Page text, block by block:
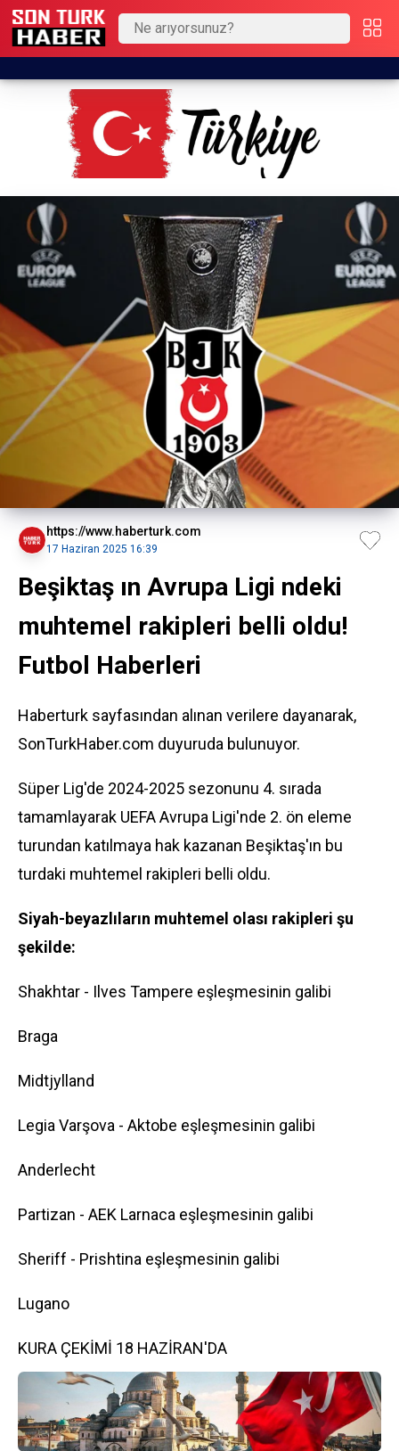
https://www.haberturk.com
17 Haziran 2025 16:39
Beşiktaş ın Avrupa Ligi ndeki
muhtemel rakipleri belli oldu!
Futbol Haberleri
Haberturk sayfasından alınan verilere dayanarak,
SonTurkHaber.com duyuruda bulunuyor.
Süper Lig'de 2024-2025 sezonunu 4. sırada
tamamlayarak UEFA Avrupa Ligi'nde 2. ön eleme
turundan katılmaya hak kazanan Beşiktaş'ın bu
turdaki muhtemel rakipleri belli oldu.
Siyah-beyazlıların muhtemel olası rakipleri şu
şekilde:
Shakhtar - Ilves Tampere eşleşmesinin galibi
Braga
Midtjylland
Legia Varşova - Aktobe eşleşmesinin galibi
Anderlecht
Partizan - AEK Larnaca eşleşmesinin galibi
Sheriff - Prishtina eşleşmesinin galibi
Lugano
KURA ÇEKİMİ 18 HAZİRAN'DA